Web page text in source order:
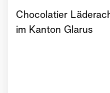
Chocolatier
im Kanton Glarus